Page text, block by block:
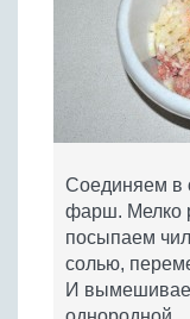
Соединяем в
фарш. Мелко
посыпаем
солью,
И